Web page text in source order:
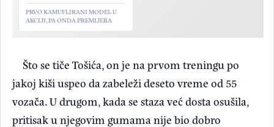
PRVO KAMUFLIRANI MODEL U
AKCIJI, PA ONDA PREMIJERA
Što se tiče Tošića, on je na prvom treningu po
jakoj kiši uspeo da zabeleži deseto vreme od 55
vozača. U drugom, kada se staza već dosta osušila,
pritisak u njegovim gumama nije bio dobro